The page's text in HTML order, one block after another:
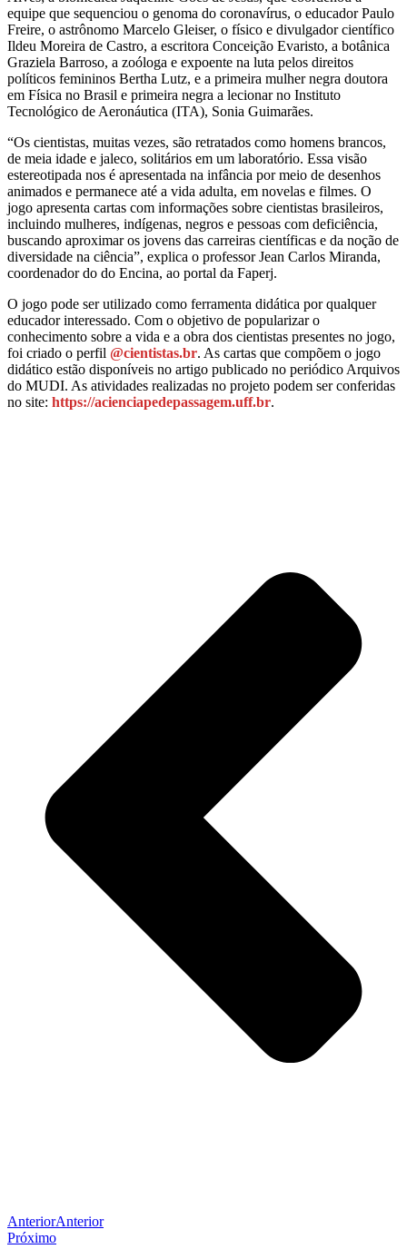
equipe que sequenciou o genoma do coronavírus, o educador Paulo
Freire, o astrônomo Marcelo Gleiser, o físico e divulgador científico
Ildeu Moreira de Castro, a escritora Conceição Evaristo, a botânica
Graziela Barroso, a zoóloga e expoente na luta pelos direitos
políticos femininos Bertha Lutz, e a primeira mulher negra doutora
em Física no Brasil e primeira negra a lecionar no Instituto
Tecnológico de Aeronáutica (ITA), Sonia Guimarães.
“Os cientistas, muitas vezes, são retratados como homens brancos,
de meia idade e jaleco, solitários em um laboratório. Essa visão
estereotipada nos é apresentada na infância por meio de desenhos
animados e permanece até a vida adulta, em novelas e filmes. O
jogo apresenta cartas com informações sobre cientistas brasileiros,
incluindo mulheres, indígenas, negros e pessoas com deficiência,
buscando aproximar os jovens das carreiras científicas e da noção de
diversidade na ciência”, explica o professor Jean Carlos Miranda,
coordenador do do Encina, ao portal da Faperj.
O jogo pode ser utilizado como ferramenta didática por qualquer
educador interessado. Com o objetivo de popularizar o
conhecimento sobre a vida e a obra dos cientistas presentes no jogo,
foi criado o perfil @cientistas.br. As cartas que compõem o jogo
didático estão disponíveis no artigo publicado no periódico Arquivos
do MUDI. As atividades realizadas no projeto podem ser conferidas
no site: https://acienciapedepassagem.uff.br.
AnteriorAnterior
Próximo